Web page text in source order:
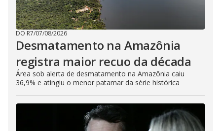
DO R7/07/08/2026
Desmatamento na Amazônia
registra maior recuo da década
Área sob alerta de desmatamento na Amazônia caiu
36,9% e atingiu o menor patamar da série histórica